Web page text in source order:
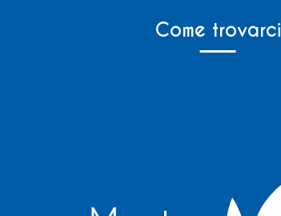
Come trovarci